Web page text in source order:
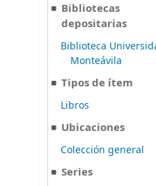
Bibliotecas
depositarias
Biblioteca
Monteávila
Tipos de ítem
Libros
Ubicaciones
Colección general
Series